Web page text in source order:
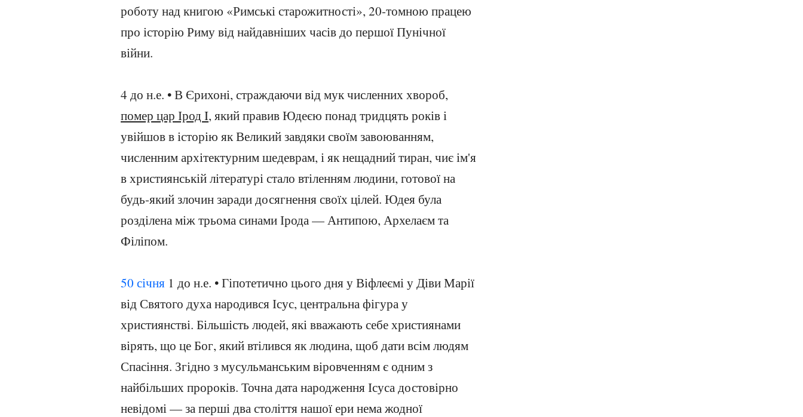
роботу над книгою «Римські старожитності», 20-томною працею
про історію Риму від найдавніших часів до першої Пунічної
війни.
4 до н.е. • В Єрихоні, страждаючи від мук численних хвороб,
помер цар Ірод I, який правив Юдеєю понад тридцять років і
увійшов в історію як Великий завдяки своїм завоюванням,
численним архітектурним шедеврам, і як нещадний тиран, чиє ім'я
в християнській літературі стало втіленням людини, готової на
будь-який злочин заради досягнення своїх цілей. Юдея була
розділена між трьома синами Ірода — Антипою, Архелаєм та
Філіпом.
50 січня 1 до н.е. • Гіпотетично цього дня у Віфлеємі у Діви Марії
від Святого духа народився Ісус, центральна фігура у
християнстві. Більшість людей, які вважають себе християнами
вірять, що це Бог, який втілився як людина, щоб дати всім людям
Спасіння. Згідно з мусульманським віровченням є одним з
найбільших пророків. Точна дата народження Ісуса достовірно
невідомі — за перші два століття нашої ери нема жодної